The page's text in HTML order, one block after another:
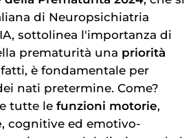
di Neuropsichiatria
sottolinea l'importanza di
prematurità una priorità
è fondamentale per
nati pretermine. Come?
tutte le funzioni motorie,
, cognitive ed emotivo-